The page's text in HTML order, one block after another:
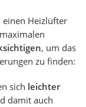
einen Heizlüfter
, um das
zu finden:
sich leichter
damit auch